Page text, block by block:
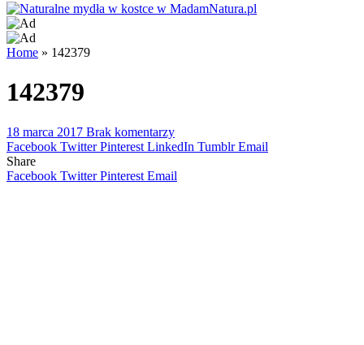
Home » 142379
142379
18 marca 2017 Brak komentarzy
Facebook Twitter Pinterest LinkedIn Tumblr Email
Share
Facebook Twitter Pinterest Email